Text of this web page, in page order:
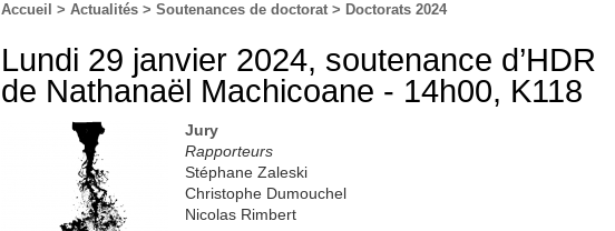
Accueil > Actualités > Soutenances de doctorat > Doctorats 2024
Lundi 29 janvier 2024, soutenance d’HDR
de Nathanaël Machicoane - 14h00, K118
Jury
Rapporteurs
Stéphane Zaleski
Christophe Dumouchel
Nicolas Rimbert